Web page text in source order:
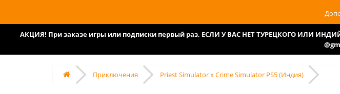
АКЦИЯ! При заказе игры или подписки первый раз, ЕСЛИ У ВАС НЕТ ТУРЕЦКОГО ИЛИ
Приключения Priest Simulator x Crime Simulator PS5 (Индия)